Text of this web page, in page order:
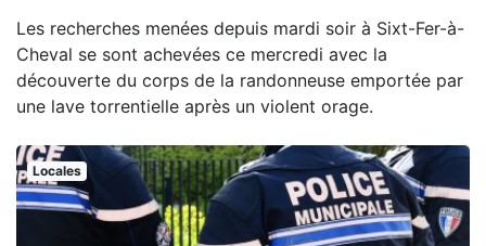
Les recherches menées depuis mardi soir à Sixt-Fer-à-
Cheval se sont achevées ce mercredi avec la
découverte du corps de la randonneuse emportée par
une lave torrentielle après un violent orage.
Locales